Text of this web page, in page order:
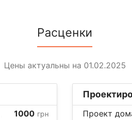
Расценки
Цены актуальны на 01.02.2025
1000 грн Проект